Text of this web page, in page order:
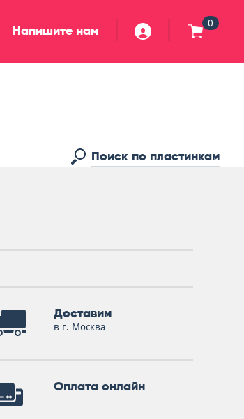
Напишите нам 0
Доставим
в г. Москва
Оплата онлайн